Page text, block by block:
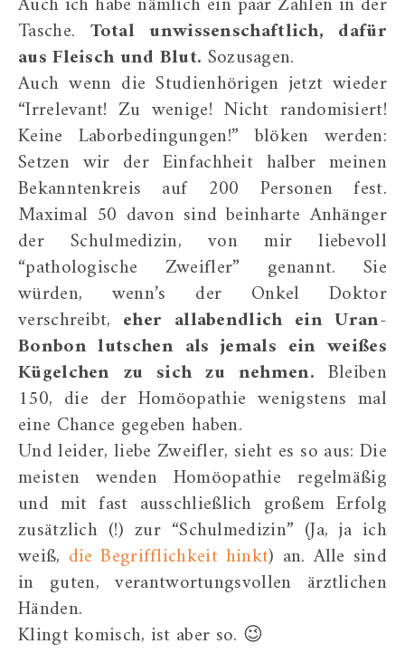
Tasche. Total unwissenschaftlich, dafür
aus Fleisch und Blut. Sozusagen.
Auch wenn die Studienhörigen jetzt wieder
“Irrelevant! Zu wenige! Nicht randomisiert!
Keine Laborbedingungen!” blöken werden:
Setzen wir der Einfachheit halber meinen
Bekanntenkreis auf 200 Personen fest.
Maximal 50 davon sind beinharte Anhänger
der Schulmedizin, von mir liebevoll
“pathologische Zweifler” genannt. Sie
würden, wenn’s der Onkel Doktor
verschreibt, eher allabendlich ein Uran-
Bonbon lutschen als jemals ein weißes
Kügelchen zu sich zu nehmen. Bleiben
150, die der Homöopathie wenigstens mal
eine Chance gegeben haben.
Und leider, liebe Zweifler, sieht es so aus: Die
meisten wenden Homöopathie regelmäßig
und mit fast ausschließlich großem Erfolg
zusätzlich (!) zur “Schulmedizin” (Ja, ja ich
weiß, die Begrifflichkeit hinkt) an. Alle sind
in guten, verantwortungsvollen ärztlichen
Händen.
Klingt komisch, ist aber so. 😉